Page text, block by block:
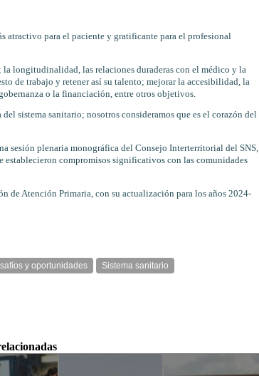
atractivo para el paciente y gratificante para el profesional
longitudinalidad, las relaciones duraderas con el médico y la
de trabajo y retener así su talento; mejorar la accesibilidad, la
o la financiación, entre otros objetivos.
sistema sanitario; nosotros consideramos que es el corazón del
sesión plenaria monográfica del Consejo Interterritorial del SNS,
establecieron compromisos significativos con las comunidades
de Atención Primaria, con su actualización para los años 2024-
y oportunidades Sistema sanitario